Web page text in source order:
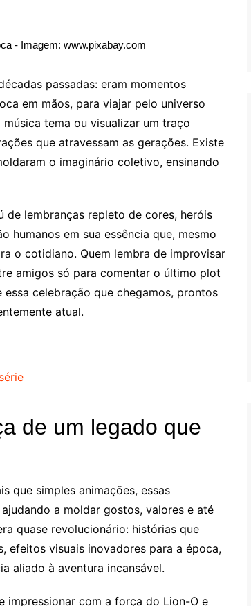
- Imagem: www.pixabay.com
passadas: eram momentos
em mãos, para viajar pelo universo
tema ou visualizar um traço
que atravessam as gerações. Existe
o imaginário coletivo, ensinando
de lembranças repleto de cores, heróis
humanos em sua essência que, mesmo
o cotidiano. Quem lembra de improvisar
amigos só para comentar o último plot
celebração que chegamos, prontos
atual.
de um legado que
que simples animações, essas
a moldar gostos, valores e até
quase revolucionário: histórias que
efeitos visuais inovadores para a época,
aliado à aventura incansável.
impressionar com a força do Lion-O e